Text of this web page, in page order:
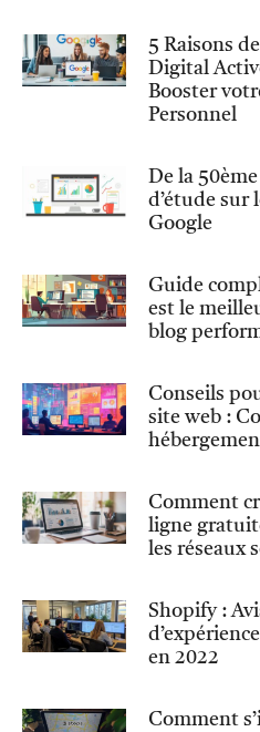
5 Raisons
Digital
Booster
Personnel
De la 50ème
d’étude sur
Google
Guide
est le
blog
Conseils
site web :
Comment
ligne
les réseaux
Shopify :
en 2022
Comment